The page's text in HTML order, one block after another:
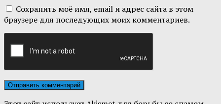
Сохранить моё имя, email и адрес сайта в этом
браузере для последующих моих комментариев.